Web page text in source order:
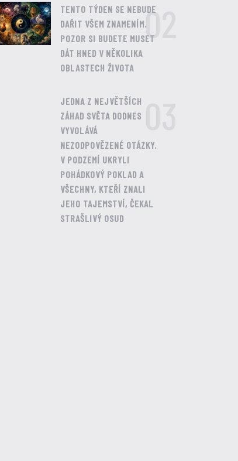
TENTO TÝDEN SE NEBUDE
DAŘIT VŠEM ZNAMENÍM.
POZOR SI BUDETE MUSET
DÁT HNED V NĚKOLIKA
OBLASTECH ŽIVOTA
02
JEDNA Z NEJVĚTŠÍCH
ZÁHAD SVĚTA DODNES
VYVOLÁVÁ
NEZODPOVĚZENÉ OTÁZKY.
V PODZEMÍ UKRYLI
POHÁDKOVÝ POKLAD A
VŠECHNY, KTEŘÍ ZNALI
JEHO TAJEMSTVÍ, ČEKAL
STRAŠLIVÝ OSUD